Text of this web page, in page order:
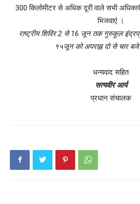
300 किलोमीटर से अधिक दूरी वाले सभी
भिजवाएं ।
राष्ट्रीय शिविर 2 से 16 जून तक गुरुकुल
१५जून को अपराह्न दो से चार बजे
धन्यवाद सहित
सत्यवीर आर्य
प्रधान संचालक